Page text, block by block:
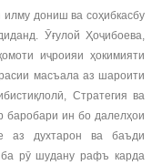
дониш ва соҳибкасбу
Ӯғулой Ҳоҷибоева,
иҷроияи ҳокимияти
масъала аз шароити
Стратегия ва
баробари ин бо далелҳои
аз духтарон ва баъди
рӯ шудану рафъ карда